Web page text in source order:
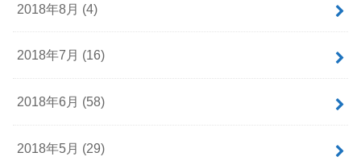
2018年8月 (4)
2018年7月 (16)
2018年6月 (58)
2018年5月 (29)